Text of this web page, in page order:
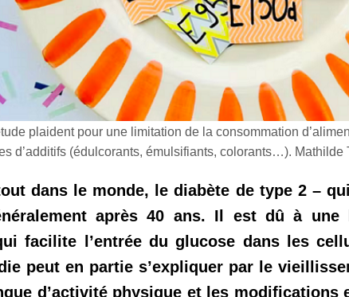
plaident pour une limitation de la consommation
d’additifs (édulcorants, émulsifiants, colorants…). Mathilde
dans le monde, le diabète de type 2 –
après 40 ans. Il est dû à une
facilite l’entrée du glucose dans les
peut en partie s’expliquer par le
d’activité physique et les modifications